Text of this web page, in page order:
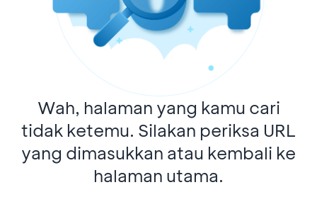
Wah, halaman yang kamu cari
tidak ketemu. Silakan periksa URL
yang dimasukkan atau kembali ke
halaman utama.